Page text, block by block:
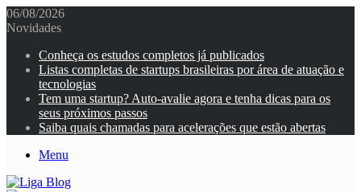
06/08/2026
Novidades
Conheça os estudos completos já publicados
Listas completas de startups brasileiras por área de atuação e
tecnologias
Tem uma startup? Auto-avalie agora e tenha dicas para os
seus próximos passos
Saiba quais chamadas para acelerações que estão abertas
Menu